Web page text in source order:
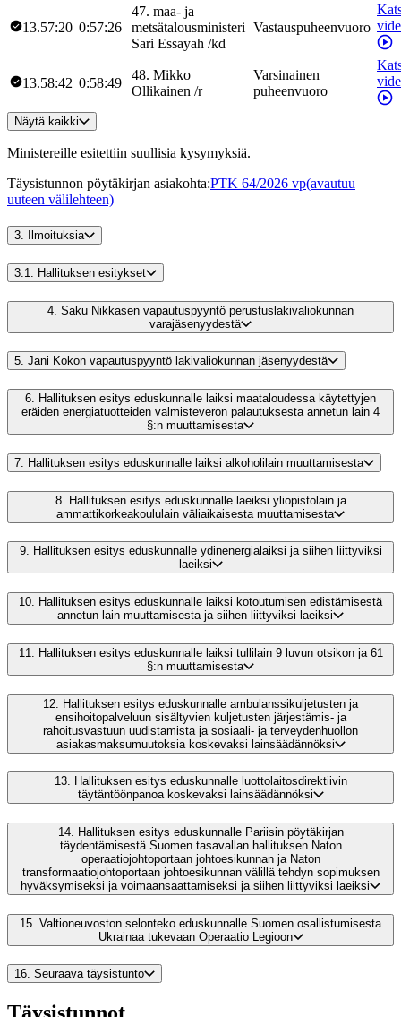
13.57:20 0:57:26
47. maa- ja
metsätalousministeri
Sari Essayah /kd
Vastauspuheenvuoro
13.58:42 0:58:49
48. Mikko
Ollikainen /r
Varsinainen
puheenvuoro
Näytä kaikki
Ministereille esitettiin suullisia kysymyksiä.
Täysistunnon pöytäkirjan asiakohta:PTK 64/2026 vp(avautuu
uuteen välilehteen)
3. Ilmoituksia
3.1. Hallituksen esitykset
4. Saku Nikkasen vapautuspyyntö perustuslakivaliokunnan
varajäsenyydestä
5. Jani Kokon vapautuspyyntö lakivaliokunnan jäsenyydestä
6. Hallituksen esitys eduskunnalle laiksi maataloudessa käytettyjen
eräiden energiatuotteiden valmisteveron palautuksesta annetun lain 4
§:n muuttamisesta
7. Hallituksen esitys eduskunnalle laiksi alkoholilain muuttamisesta
8. Hallituksen esitys eduskunnalle laeiksi yliopistolain ja
ammattikorkeakoululain väliaikaisesta muuttamisesta
9. Hallituksen esitys eduskunnalle ydinenergialaiksi ja siihen liittyviksi
laeiksi
10. Hallituksen esitys eduskunnalle laiksi kotoutumisen edistämisestä
annetun lain muuttamisesta ja siihen liittyviksi laeiksi
11.
Hallituksen esitys eduskunnalle laiksi tullilain 9 luvun otsikon ja 61
§:n muuttamisesta
12. Hallituksen esitys eduskunnalle ambulanssikuljetusten ja
ensihoitopalveluun sisältyvien kuljetusten järjestämis- ja
rahoitusvastuun uudistamista ja sosiaali- ja terveydenhuollon
asiakasmaksumuutoksia koskevaksi lainsäädännöksi
13. Hallituksen esitys eduskunnalle luottolaitosdirektiivin
täytäntöönpanoa koskevaksi lainsäädännöksi
14.
Hallituksen esitys eduskunnalle Pariisin pöytäkirjan
täydentämisestä Suomen tasavallan hallituksen Naton
operaatiojohtoportaan johtoesikunnan ja Naton
transformaatiojohtoportaan johtoesikunnan välillä tehdyn sopimuksen
hyväksymiseksi ja voimaansaattamiseksi ja siihen liittyviksi laeiksi
15. Valtioneuvoston selonteko eduskunnalle Suomen osallistumisesta
Ukrainaa tukevaan Operaatio Legioon
16. Seuraava täysistunto